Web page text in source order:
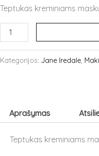
Teptukas kreminiams
produkto
kiekis:
JANE
teptukas
Kategorijos: Jane Iredale,
Aprašymas
Teptukas kreminiams